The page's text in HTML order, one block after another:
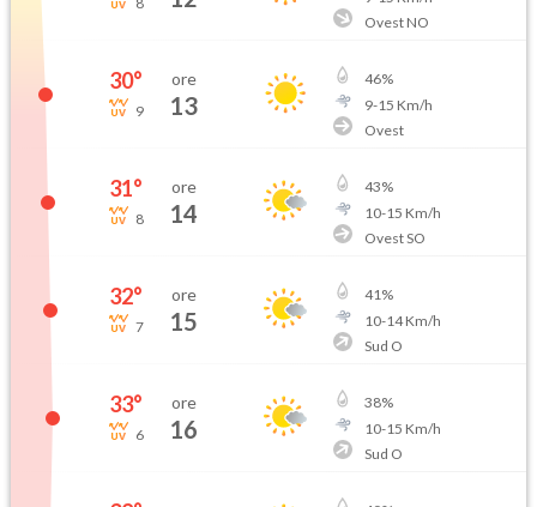
Ovest NO
30°
9
ore
13
46%
9-15 Km/h
Ovest
31°
8
ore
14
43%
10-15 Km/h
Ovest SO
32°
7
ore
15
41%
10-14Km/h
Sud O
33°
6
ore
16
38%
10-15 Km/h
Sud O